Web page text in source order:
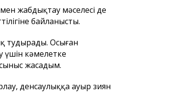
жабдықтау мәселесі де
байланысты.
тудырады. Осыған
үшін кәмелетке
жасадым.
денсаулыққа ауыр зиян